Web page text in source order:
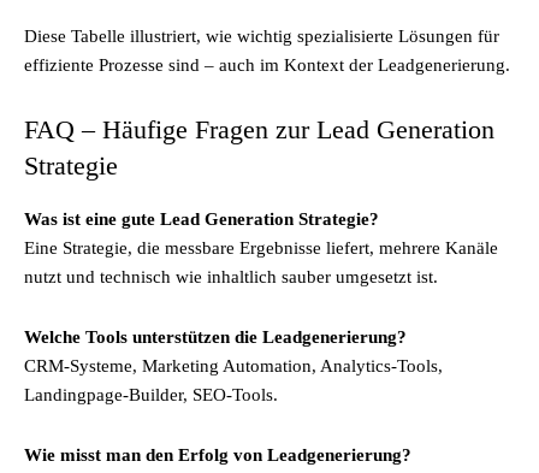
Diese Tabelle illustriert, wie wichtig spezialisierte Lösungen für
effiziente Prozesse sind – auch im Kontext der Leadgenerierung.
FAQ – Häufige Fragen zur Lead Generation
Strategie
Was ist eine gute Lead Generation Strategie?
Eine Strategie, die messbare Ergebnisse liefert, mehrere Kanäle
nutzt und technisch wie inhaltlich sauber umgesetzt ist.
Welche Tools unterstützen die Leadgenerierung?
CRM-Systeme, Marketing Automation, Analytics-Tools,
Landingpage-Builder, SEO-Tools.
Wie misst man den Erfolg von Leadgenerierung?